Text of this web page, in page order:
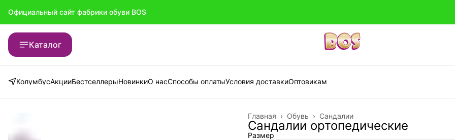
Официальный сайт фабрики обуви BOS
Официальный сайт фабрики обуви BOS
Каталог
КолумбусАкцииБестселлерыНовинкиО насСпособы оплатыУсловия доставкиОптовикам
Сандалии
Обувь ›
Главная ›
Сандалии ортопедические
Размер